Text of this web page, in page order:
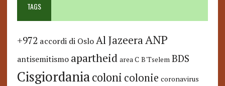
TAGS
+972 accordi di Oslo Al Jazeera ANP
antisemitismo apartheid area C B'Tselem BDS
Cisgiordaniacoloni colonie coronavirus